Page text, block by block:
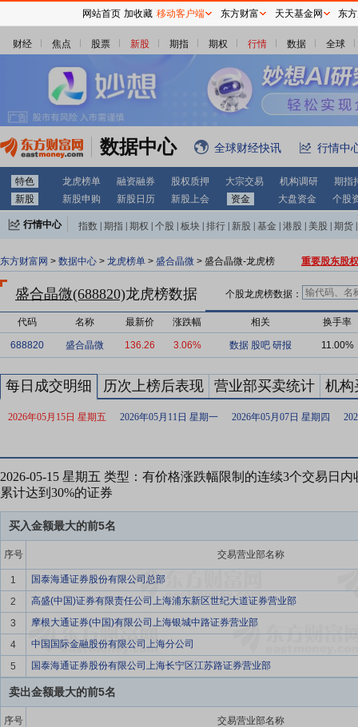
财经 焦点 股票 新股 期指 期权 行情 数据 全球
数据中心 全球财经快讯 行情中
特色 龙虎榜单 融资融券 股权质押 大宗交易 机构调研
期指
新股
新股申购 新股日历 新股上会 资金 大盘资金 个股
行情中心 指数 期指 期权 个股 板块 排行 新股 基金 港股 美股 期货
东方财富网 > 数据中心 > 龙虎榜单 > 盛合晶微 > 盛合晶微-龙虎榜 重要股东股
盛合晶微(688820)龙虎榜数据 个股龙虎榜数据：
代码 名称 最新价 涨跌幅 相关 换手率
688820 盛合晶微 136.26 3.06% 数据 股吧 研报 11.00%
每日成交明细 历次上榜后表现 营业部买卖统计 机构
2026年05月15日 星期五 2026年05月11日 星期一 2026年05月07日 星期四
2026-05-15 星期五 类型：有价格涨跌幅限制的连续3个交易日
累计达到30%的证券
买入金额最大的前5名
序号 交易营业部名称
1
国泰海通证券股份有限公司总部
2
高盛(中国)证券有限责任公司上海浦东新区世纪大道证券营业部
3
摩根大通证券(中国)有限公司上海银城中路证券营业部
4
中国国际金融股份有限公司上海分公司
5
国泰海通证券股份有限公司上海长宁区江苏路证券营业部
卖出金额最大的前5名
序号 交易营业部名称
网站首页 加收藏 移动客户端 东方财富 天天基金网 东